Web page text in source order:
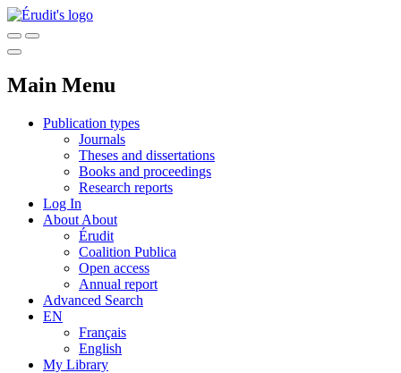
Main Menu
Publication types
Journals
Theses and dissertations
Books and proceedings
Research reports
Log In
About About
Érudit
Coalition Publica
Open access
Annual report
Advanced Search
EN
Français
English
My Library